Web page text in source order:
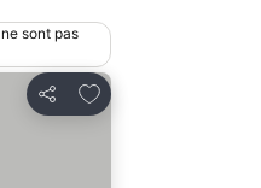
sont pas
Partager
Ajouter à mes favoris